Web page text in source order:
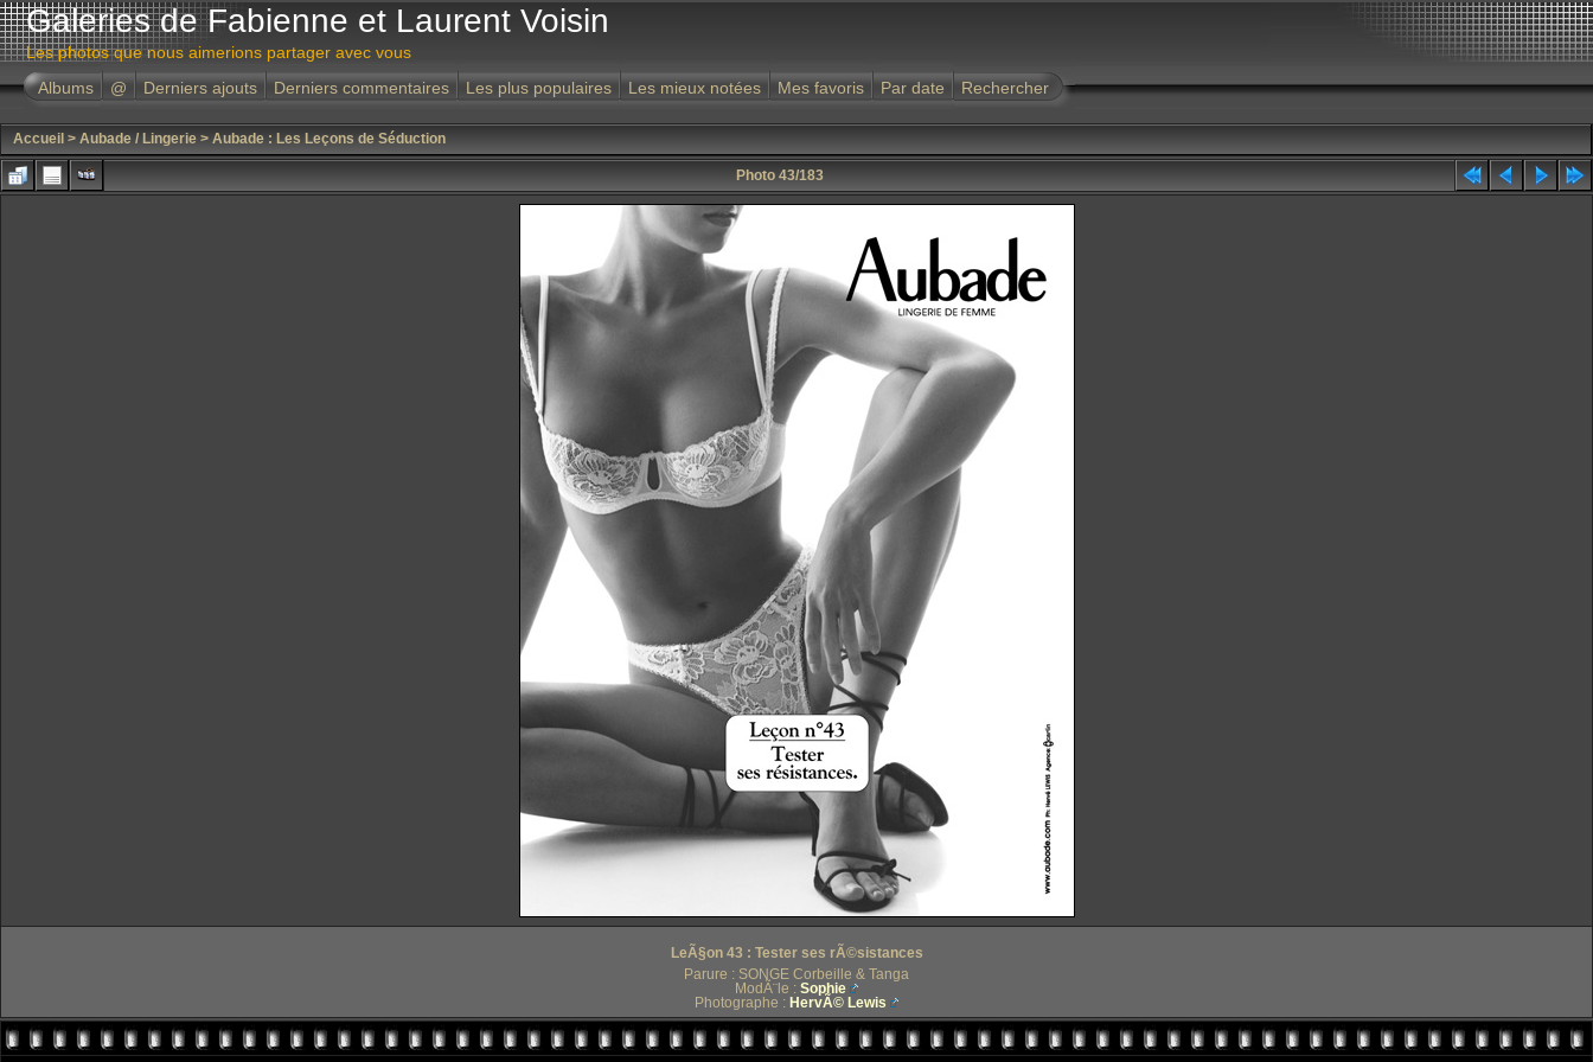
Galeries de Fabienne et Laurent Voisin
Les photos que nous aimerions partager avec vous
Albums
@ Derniers ajouts Derniers commentaires Les plus populaires Les mieux notées Mes favoris Par date Rechercher
Accueil > Aubade / Lingerie > Aubade : Les Leçons de Séduction
Photo 43/183
LeÃ§on 43 : Tester ses rÃ©sistances
Parure : SONGE Corbeille & Tanga
ModÃ¨le : Sophie
Photographe : HervÃ© Lewis